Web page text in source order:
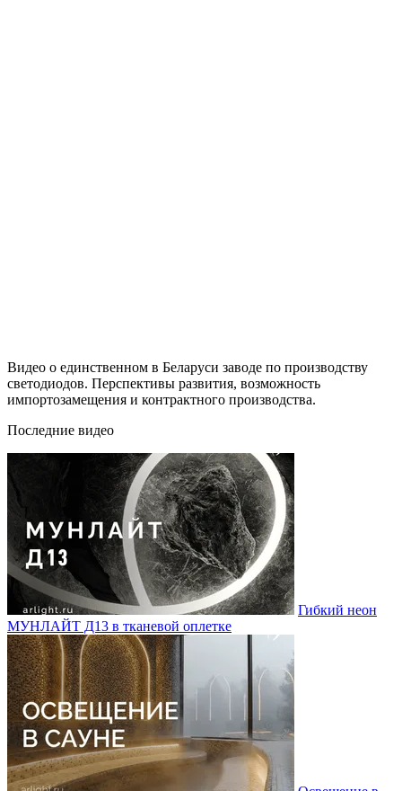
Видео о единственном в Беларуси заводе по производству
светодиодов. Перспективы развития, возможность
импортозамещения и контрактного производства.
Последние видео
Гибкий неон
МУНЛАЙТ Д13 в тканевой оплетке